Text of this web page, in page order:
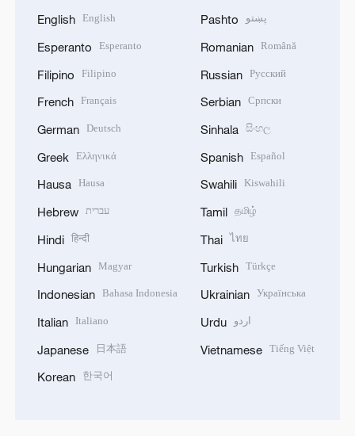
English English
Esperanto Esperanto
Filipino Filipino
French Français
German Deutsch
Greek Ελληνικά
Hausa Hausa
Hebrew עברית
Hindi हिन्दी
Hungarian Magyar
Indonesian Bahasa Indonesia
Italian Italiano
Japanese 日本語
Korean 한국어
Pashto پښتو
Romanian Română
Russian Русский
Serbian Српски
Sinhala සිංහල
Spanish Español
Swahili Kiswahili
Tamil தமிழ்
Thai ไทย
Turkish Türkçe
Ukrainian Українська
Urdu اردو
Vietnamese Tiếng Việt